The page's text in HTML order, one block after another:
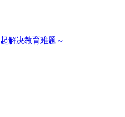
解决教育难题～